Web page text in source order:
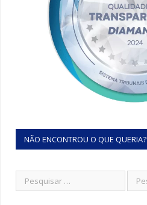
NÃO ENCONTROU O QUE QUERIA?